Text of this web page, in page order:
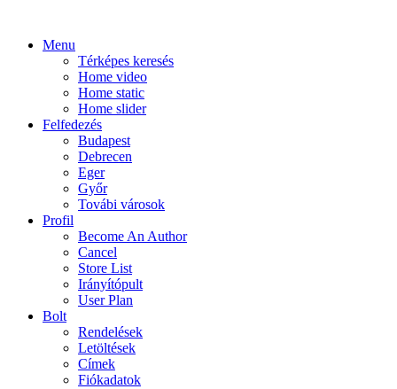
Menu
Térképes keresés
Home video
Home static
Home slider
Felfedezés
Budapest
Debrecen
Eger
Győr
Továbi városok
Profil
Become An Author
Cancel
Store List
Irányítópult
User Plan
Bolt
Rendelések
Letöltések
Címek
Fiókadatok